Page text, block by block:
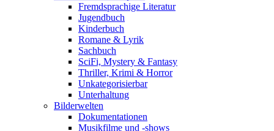
Fremdsprachige Literatur
Jugendbuch
Kinderbuch
Romane & Lyrik
Sachbuch
SciFi, Mystery & Fantasy
Thriller, Krimi & Horror
Unkategorisierbar
Unterhaltung
Bilderwelten
Dokumentationen
Musikfilme und -shows